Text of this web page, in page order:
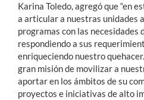
Karina Toledo, agregó que “en
a articular a nuestras unidades
programas con las necesidades
respondiendo a sus
enriqueciendo nuestro
gran misión de movilizar a
aportar en los ámbitos de su
proyectos e iniciativas de alto